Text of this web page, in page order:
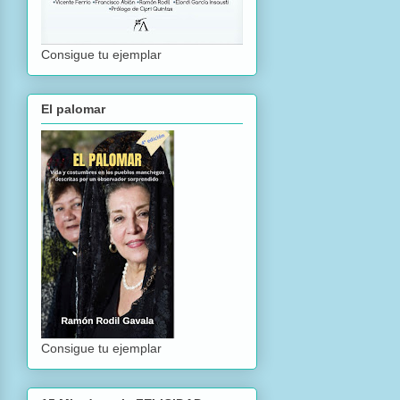
Consigue tu ejemplar
El palomar
Consigue tu ejemplar